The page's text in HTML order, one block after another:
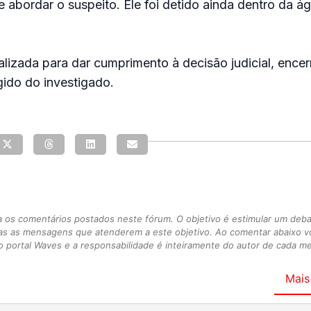
abordar o suspeito. Ele foi detido ainda dentro da
para dar cumprimento à decisão judicial,
do investigado.
comentários postados neste fórum. O objetivo é estimular um
as mensagens que atenderem a este objetivo. Ao comentar abaixo
Waves e a responsabilidade é inteiramente do autor de cada